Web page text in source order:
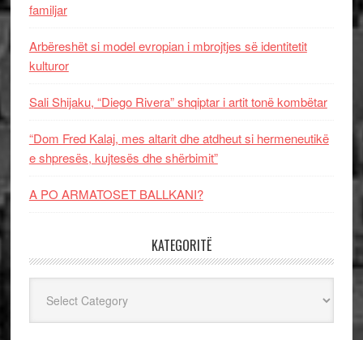
familjar
Arbëreshët si model evropian i mbrojtjes së identitetit
kulturor
Sali Shijaku, “Diego Rivera” shqiptar i artit tonë kombëtar
“Dom Fred Kalaj, mes altarit dhe atdheut si hermeneutikë
e shpresës, kujtesës dhe shërbimit”
A PO ARMATOSET BALLKANI?
KATEGORITË